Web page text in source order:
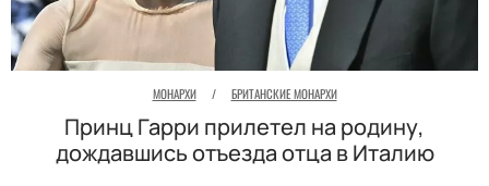
МОНАРХИ / БРИТАНСКИЕ МОНАРХИ
Принц Гарри прилетел на родину,
дождавшись отъезда отца в Италию